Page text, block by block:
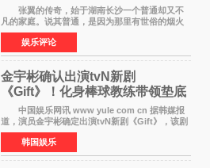
张翼的传奇，始于湖南长沙一个普通却又不
凡的家庭。说其普通，是因为那里有世俗的烟火
气；说其不凡，是因为家中有一位洞悉天地玄机
的长者——他的爷爷。作为当地的风水师，爷爷
是张翼走进易学
娱乐评论
金宇彬确认出演tvN新剧
《Gift》！化身棒球教练带领垫底
球队逆袭
中国娱乐网讯 www yule com cn 据韩媒报
道，演员金宇彬确定出演tvN新剧《Gift》，该剧
预计将于下半年播出，引发观众高度期待。
本剧改编自同名网络漫画，讲述一位经历意外事
故后获得特殊
韩国娱乐